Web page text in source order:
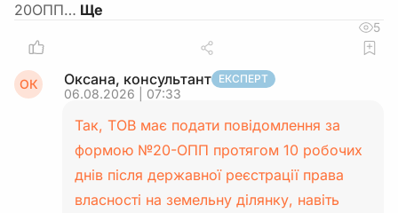
20ОПП…
5
ОК Оксана, консультант ЕКСПЕРТ
06.08.2026 | 07:33
Так, ТОВ має подати повідомлення за
формою №20-ОПП протягом 10 робочих
днів після державної реєстрації права
власності на земельну ділянку, навіть